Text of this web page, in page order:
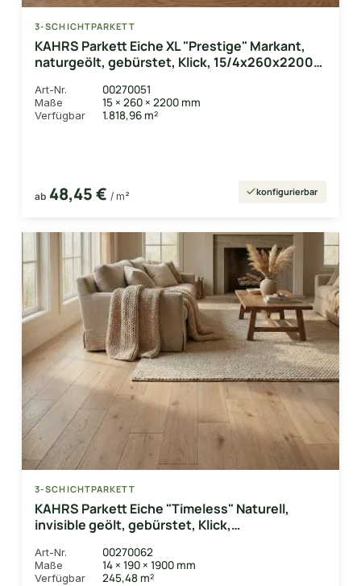
3-SCHICHTPARKETT
KAHRS Parkett Eiche XL "Prestige" Markant,
naturgeölt, gebürstet, Klick, 15/4x260x2200
Art-Nr. 00270051
Maße 15 × 260 × 2200 mm
Verfügbar 1.818,96 m²
ab 48,45 € / m² konfigurierbar
3-SCHICHTPARKETT
KAHRS Parkett Eiche "Timeless" Naturell,
invisible geölt, gebürstet, Klick,
Art-Nr. 00270062
Maße 14 × 190 × 1900 mm
Verfügbar 245,48 m²